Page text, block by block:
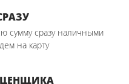
сумму сразу наличными
на карту